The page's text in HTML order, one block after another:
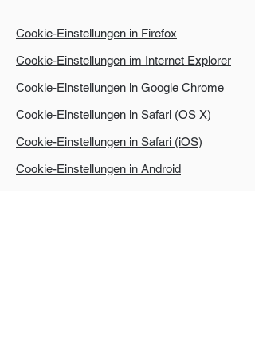
Cookie-Einstellungen in Firefox
Cookie-Einstellungen im Internet Explorer
Cookie-Einstellungen in Google Chrome
Cookie-Einstellungen in Safari (OS X)
Cookie-Einstellungen in Safari (iOS)
Cookie-Einstellungen in Android